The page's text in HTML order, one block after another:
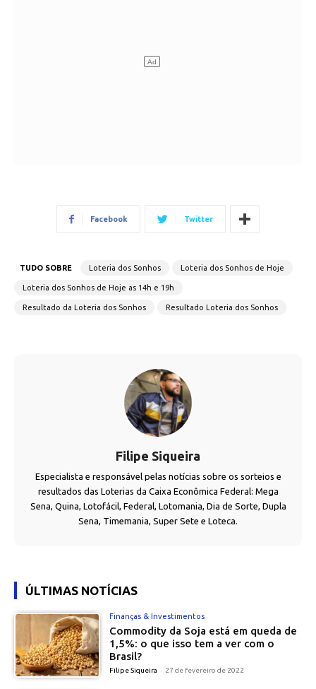
Facebook Twitter
TUDO SOBRE Loteria dos Sonhos Loteria dos Sonhos de Hoje
Loteria dos Sonhos de Hoje as 14h e 19h
Resultado da Loteria dos Sonhos Resultado Loteria dos Sonhos
Filipe Siqueira
Especialista e responsável pelas notícias sobre os sorteios e
resultados das Loterias da Caixa Econômica Federal: Mega
Sena, Quina, Lotofácil, Federal, Lotomania, Dia de Sorte, Dupla
Sena, Timemania, Super Sete e Loteca.
ÚLTIMAS NOTÍCIAS
Finanças & Investimentos
Commodity da Soja está em queda de
1,5%: o que isso tem a ver com o
Brasil?
Filipe Siqueira - 27 de fevereiro de 2022